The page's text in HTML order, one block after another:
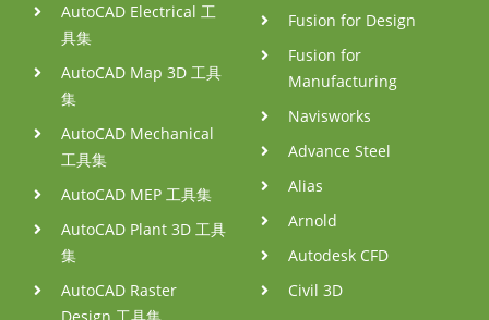
AutoCAD Electrical 工
具集
AutoCAD Map 3D 工具
集
AutoCAD Mechanical
工具集
AutoCAD MEP 工具集
AutoCAD Plant 3D 工具
集
AutoCAD Raster
Fusion for Design
Fusion for
Manufacturing
Navisworks
Advance Steel
Alias
Arnold
Autodesk CFD
Civil 3D